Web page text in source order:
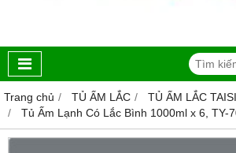
Trang chủ TỦ ẤM LẮC
TỦ ẤM LẮC
Tủ Ấm Lạnh Có Lắc Bình 1000ml x 6, TY-